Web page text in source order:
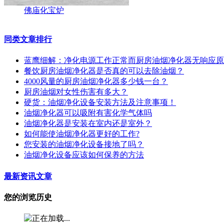
佛庙化宝炉
同类文章排行
蓝鹰细解：净化电源工作正常而厨房油烟净化器无响应
餐饮厨房油烟净化器是否真的可以去除油烟？
4000风量的厨房油烟净化器多少钱一台？
厨房油烟对女性伤害有多大？
硬货：油烟净化设备安装方法及注意事项！
油烟净化器可以吸附有害化学气体吗
油烟净化器是安装在室内还是室外？
如何能使油烟净化器更好的工作?
您安装的油烟净化设备接地了吗？
油烟净化设备应该如何保养的方法
最新资讯文章
您的浏览历史